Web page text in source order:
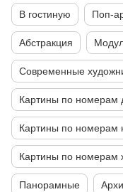
В гостиную Поп-
Абстракция
Современные
Картины по номерам
Картины по номерам
Картины по номерам
Панорамные